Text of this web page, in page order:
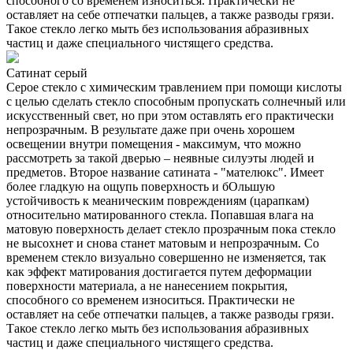
оставляет на себе отпечатки пальцев, а также разводы грязи.
Такое стекло легко мыть без использования абразивных
частиц и даже специального чистящего средства.
Сатинат серый
Серое стекло с химическим травлением при помощи кислоты
с целью сделать стекло способным пропускать солнечный или
искусственный свет, но при этом оставлять его практически
непрозрачным. В результате даже при очень хорошем
освещении внутри помещения - максимум, что можно
рассмотреть за такой дверью – неявные силуэты людей и
предметов. Второе название сатината - "мателюкс". Имеет
более гладкую на ощупь поверхность и бОльшую
устойчивость к меаническим повреждениям (царапкам)
относительно матированного стекла. Попавшая влага на
матовую поверхность делает стекло прозрачным пока стекло
не высохнет и снова станет матовым и непрозрачным. Со
временем стекло визуально совершенно не изменяется, так
как эффект матирования достигается путем деформации
поверхности материала, а не нанесением покрытия,
способного со временем износиться. Практически не
оставляет на себе отпечатки пальцев, а также разводы грязи.
Такое стекло легко мыть без использования абразивных
частиц и даже специального чистящего средства.